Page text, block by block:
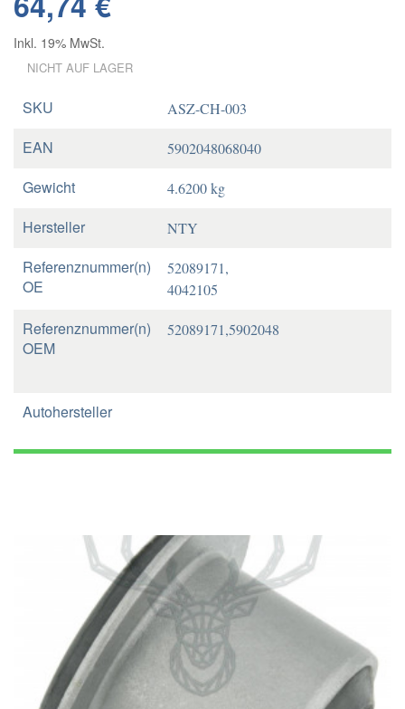
Inkl. 19% MwSt.
NICHT AUF LAGER
SKU ASZ-CH-003
EAN 5902048068040
Gewicht 4.6200 kg
Hersteller NTY
Referenznummer(n)
OE
52089171,
4042105
Referenznummer(n)
OEM
52089171,5902048
Autohersteller